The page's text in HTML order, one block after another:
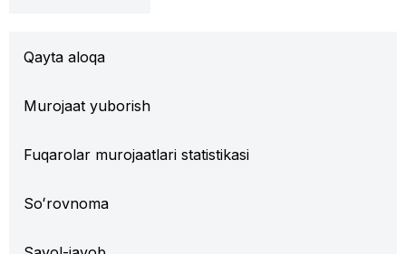
Qayta aloqa
Murojaat yuborish
Fuqarolar murojaatlari statistikasi
Soʻrovnoma